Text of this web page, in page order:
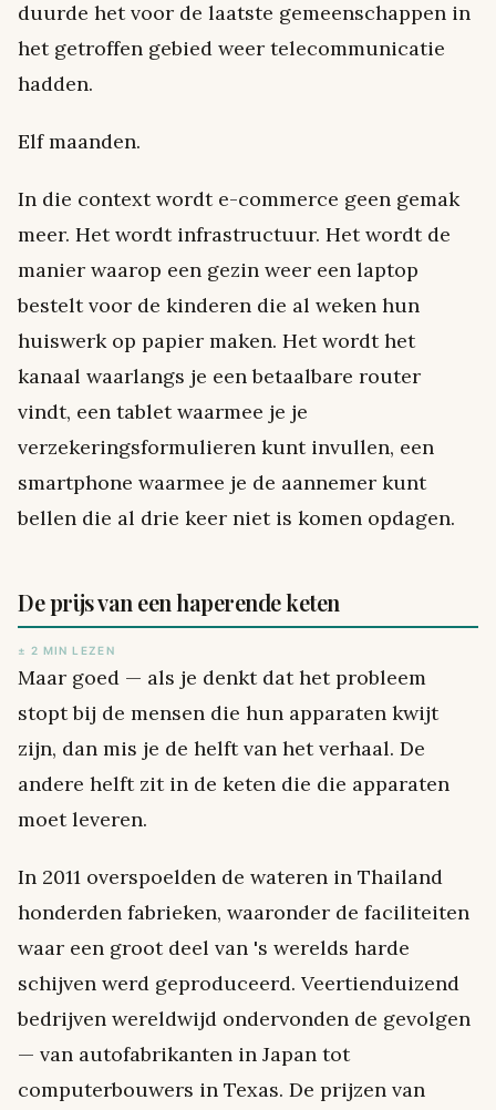
duurde het voor de laatste gemeenschappen in
het getroffen gebied weer telecommunicatie
hadden.
Elf maanden.
In die context wordt e-commerce geen gemak
meer. Het wordt infrastructuur. Het wordt de
manier waarop een gezin weer een laptop
bestelt voor de kinderen die al weken hun
huiswerk op papier maken. Het wordt het
kanaal waarlangs je een betaalbare router
vindt, een tablet waarmee je je
verzekeringsformulieren kunt invullen, een
smartphone waarmee je de aannemer kunt
bellen die al drie keer niet is komen opdagen.
De prijs van een haperende keten
± 2 MIN LEZEN
Maar goed — als je denkt dat het probleem
stopt bij de mensen die hun apparaten kwijt
zijn, dan mis je de helft van het verhaal. De
andere helft zit in de keten die die apparaten
moet leveren.
In 2011 overspoelden de wateren in Thailand
honderden fabrieken, waaronder de faciliteiten
waar een groot deel van 's werelds harde
schijven werd geproduceerd. Veertienduizend
bedrijven wereldwijd ondervonden de gevolgen
— van autofabrikanten in Japan tot
computerbouwers in Texas. De prijzen van